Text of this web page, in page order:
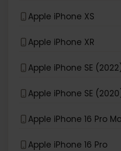
Apple iPhone XS
Apple iPhone XR
Apple iPhone SE
Apple iPhone SE
Apple iPhone 16 Pro
Apple iPhone 16 Pro